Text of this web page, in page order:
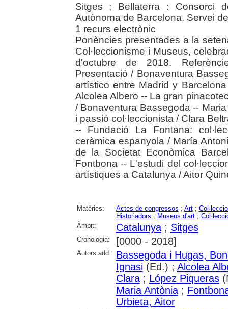
Sitges ; Bellaterra : Consorci
Autònoma de Barcelona. Servei
1 recurs electrònic
Ponències presentades a la
Col·leccionisme i Museus,
d'octubre de 2018.
Presentació / Bonaventura
artístico entre Madrid y
Alcolea Albero -- La gran
/ Bonaventura Bassegoda --
i passió col·leccionista / Clara
-- Fundació La Fontana:
ceràmica espanyola / María
de la Societat Econòmica
Fontbona -- L'estudi del
artístiques a Catalunya / Aitor
Matèries: Actes de congressos ; Art;
Historiadors ; Museus d'art;
Àmbit:
Catalunya; Sitges
Cronologia: [0000 - 2018]
Autors add.: Bassegoda i Hugas,
Ignasi(Ed.) ; Alcolea
Clara; López Piqueras
Maria Antònia;
Urbieta, Aitor